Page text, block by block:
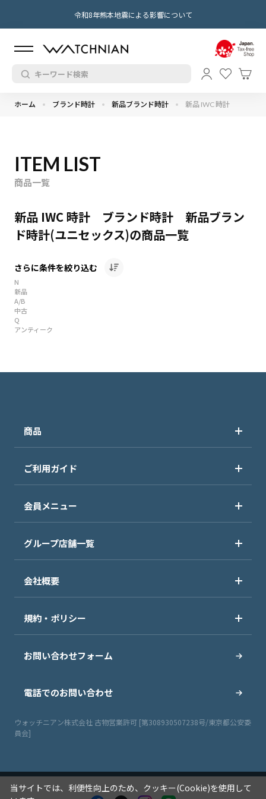
令和8年熊本地震による影響について
ホーム ブランド時計 新品ブランド時計 新品 IWC 時計
ITEM LIST
商品一覧
新品 IWC 時計 ブランド時計 新品ブラン
ド時計(ユニセックス)の商品一覧
さらに条件を絞り込む
N
新品
A/B
中古
Q
アンティーク
商品
ご利用ガイド
会員メニュー
グループ店舗一覧
会社概要
規約・ポリシー
お問い合わせフォーム
電話でのお問い合わせ
ウォッチニアン株式会社 古物営業許可 [第308930507238号/東京都公安委
員会]
当サイトでは、利便性向上のため、クッキー(Cookie)を使用して